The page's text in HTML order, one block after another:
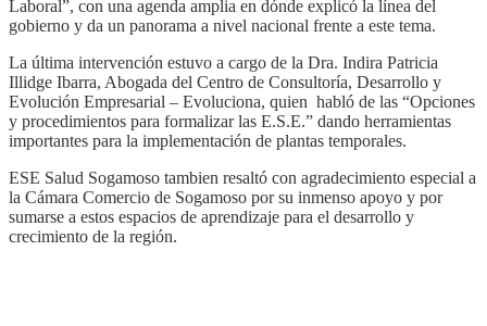
Laboral”, con una agenda amplia en dónde explicó la línea del
gobierno y da un panorama a nivel nacional frente a este tema.
La última intervención estuvo a cargo de la Dra. Indira Patricia
Illidge Ibarra, Abogada del Centro de Consultoría, Desarrollo y
Evolución Empresarial – Evoluciona, quien habló de las “Opciones
y procedimientos para formalizar las E.S.E.” dando herramientas
importantes para la implementación de plantas temporales.
ESE Salud Sogamoso tambien resaltó con agradecimiento especial a
la Cámara Comercio de Sogamoso por su inmenso apoyo y por
sumarse a estos espacios de aprendizaje para el desarrollo y
crecimiento de la región.